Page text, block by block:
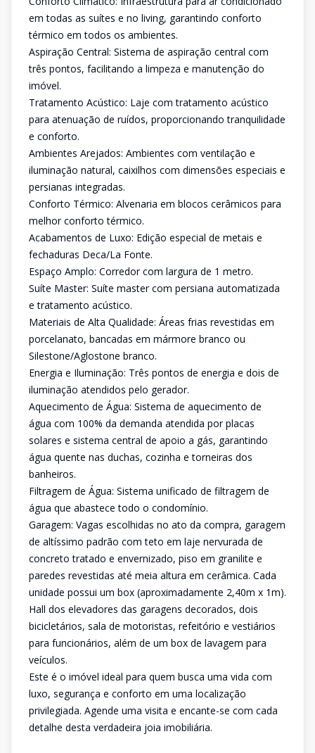
em todas as suítes e no living, garantindo conforto
térmico em todos os ambientes.
Aspiração Central: Sistema de aspiração central com
três pontos, facilitando a limpeza e manutenção do
imóvel.
Tratamento Acústico: Laje com tratamento acústico
para atenuação de ruídos, proporcionando tranquilidade
e conforto.
Ambientes Arejados: Ambientes com ventilação e
iluminação natural, caixilhos com dimensões especiais e
persianas integradas.
Conforto Térmico: Alvenaria em blocos cerâmicos para
melhor conforto térmico.
Acabamentos de Luxo: Edição especial de metais e
fechaduras Deca/La Fonte.
Espaço Amplo: Corredor com largura de 1 metro.
Suíte Master: Suíte master com persiana automatizada
e tratamento acústico.
Materiais de Alta Qualidade: Áreas frias revestidas em
porcelanato, bancadas em mármore branco ou
Silestone/Aglostone branco.
Energia e Iluminação: Três pontos de energia e dois de
iluminação atendidos pelo gerador.
Aquecimento de Água: Sistema de aquecimento de
água com 100% da demanda atendida por placas
solares e sistema central de apoio a gás, garantindo
água quente nas duchas, cozinha e torneiras dos
banheiros.
Filtragem de Água: Sistema unificado de filtragem de
água que abastece todo o condomínio.
Garagem: Vagas escolhidas no ato da compra, garagem
de altíssimo padrão com teto em laje nervurada de
concreto tratado e envernizado, piso em granilite e
paredes revestidas até meia altura em cerâmica. Cada
unidade possui um box (aproximadamente 2,40m x 1m).
Hall dos elevadores das garagens decorados, dois
bicicletários, sala de motoristas, refeitório e vestiários
para funcionários, além de um box de lavagem para
veículos.
Este é o imóvel ideal para quem busca uma vida com
luxo, segurança e conforto em uma localização
privilegiada. Agende uma visita e encante-se com cada
detalhe desta verdadeira joia imobiliária.